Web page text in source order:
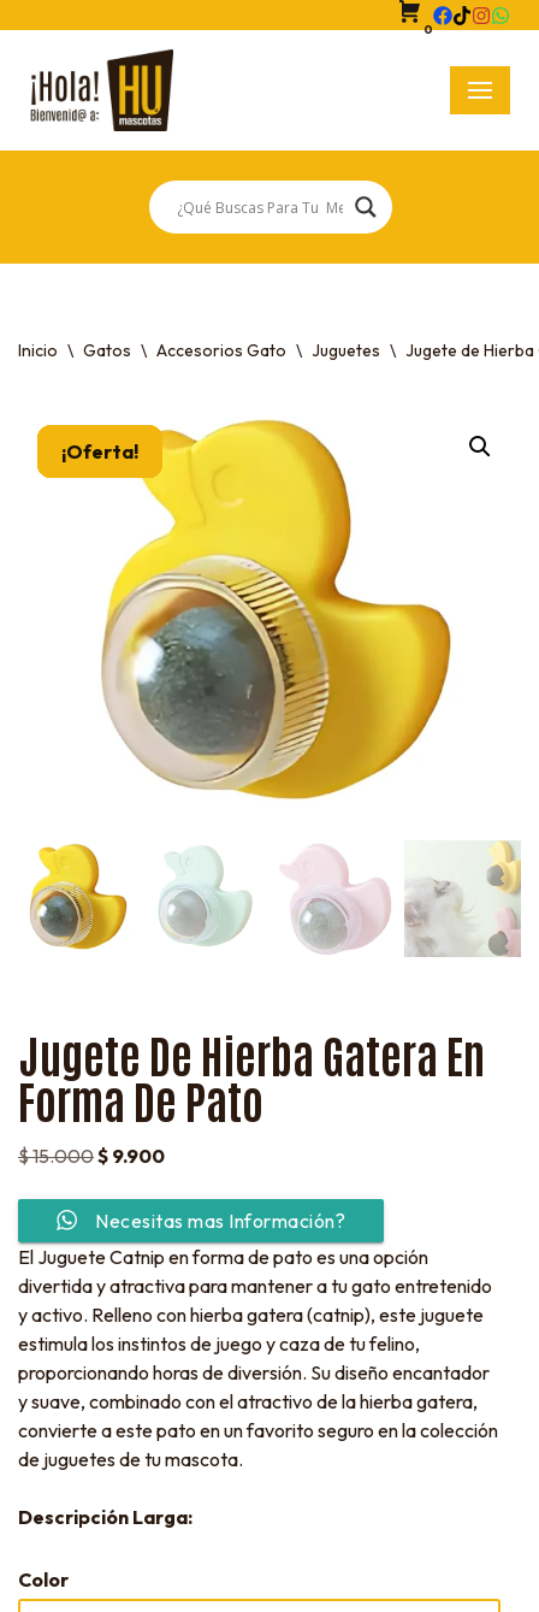
Saltar
al
contenido
0
Inicio \ Gatos \ Accesorios Gato \ Juguetes \ Jugete de
¡Oferta!
¡Oferta!
¡Oferta!
¡Oferta!
¡Oferta!
¡Oferta!
¡Oferta!
¡Oferta!
Jugete De Hierba Gatera En
Forma De Pato
$15.000$ 9.900
Necesitas mas Información?
El Juguete Catnip en forma de pato es una opción
divertida y atractiva para mantener a tu gato entretenido
y activo. Relleno con hierba gatera (catnip), este juguete
estimula los instintos de juego y caza de tu felino,
proporcionando horas de diversión. Su diseño encantador
y suave, combinado con el atractivo de la hierba gatera,
convierte a este pato en un favorito seguro en la colección
de juguetes de tu mascota.
Descripción Larga:
Color